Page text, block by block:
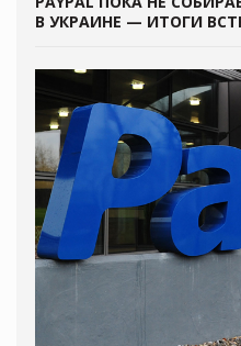
В УКРАИНЕ — ИТОГИ